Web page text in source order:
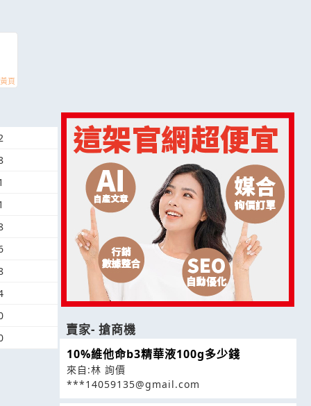
賣家- 搶商機
10%維他命b3精華液100g多少錢
來自:林 詢價
***14059135@gmail.com